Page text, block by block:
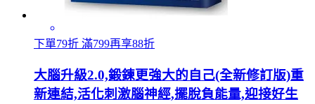
下單79折 滿799再享88折
大腦升級2.0,鍛鍊更強大的自己(全新修訂版)重
新連結,活化刺激腦神經,擺脫負能量,迎接好生